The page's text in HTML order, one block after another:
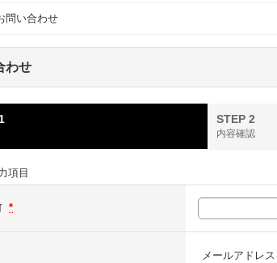
問い合わせ
わせ
STEP 2
内容確認
項目
*
メールアドレ